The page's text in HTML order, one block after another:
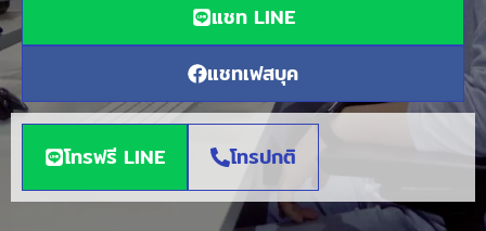
แชท LINE
แชทเฟสบุค
โทรฟรี LINE โทรปกติ